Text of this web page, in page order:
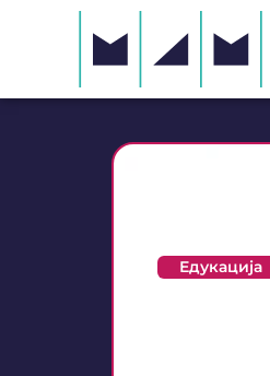
Едукација